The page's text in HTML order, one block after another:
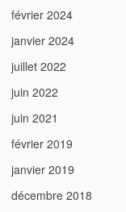
février 2024
janvier 2024
juillet 2022
juin 2022
juin 2021
février 2019
janvier 2019
décembre 2018